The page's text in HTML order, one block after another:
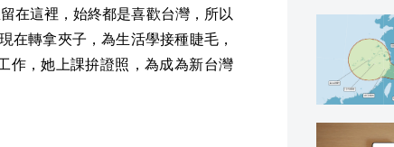
在這裡，始終都是喜歡台灣，所以
在轉拿夾子，為生活學接種睫毛，
作，她上課拚證照，為成為新台灣